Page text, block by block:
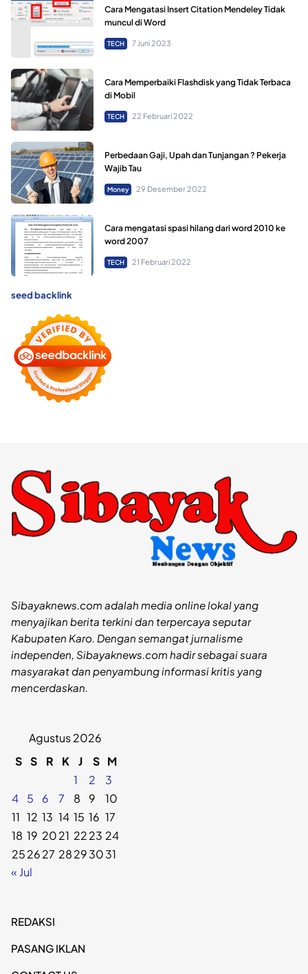
Cara Mengatasi Insert Citation Mendeley Tidak
muncul di Word
TECH 7 Juni 2023
Cara Memperbaiki Flashdisk yang Tidak Terbaca
di Mobil
TECH 22 Februari 2022
Perbedaan Gaji, Upah dan Tunjangan ? Pekerja
Wajib Tau
Money 29 Desember 2022
Cara mengatasi spasi hilang dari word 2010 ke
word 2007
TECH 21 Februari 2022
seed backlink
Sibayaknews.com adalah media online lokal yang
menyajikan berita terkini dan terpercaya seputar
Kabupaten Karo. Dengan semangat jurnalisme
independen, Sibayaknews.com hadir sebagai suara
masyarakat dan penyambung informasi kritis yang
mencerdaskan.
Agustus 2026
S S R K J S M
1
2
3
4
5 6 7 8 9
10
11 12 13 14 15 16 17
18 19 2021 2223 24
252627 28293031
« Jul
REDAKSI
PASANG IKLAN